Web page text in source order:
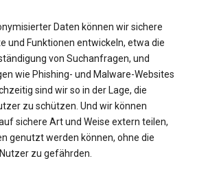
Daten können wir sichere
und Funktionen entwickeln, etwa die
von Suchanfragen, und
wie Phishing- und Malware-Websites
sind wir so in der Lage, die
zu schützen. Und wir können
sichere Art und Weise extern teilen,
genutzt werden können, ohne die
zu gefährden.